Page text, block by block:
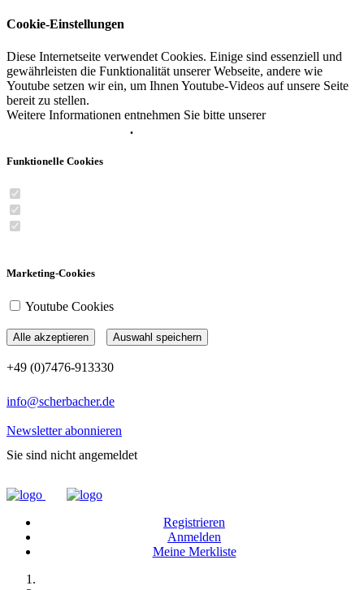
Cookie-Einstellungen
Diese Internetseite verwendet Cookies. Einige sind essenziell und
gewährleisten die Funktionalität unserer Webseite, andere wie
Youtube setzen wir ein, um Ihnen Youtube-Videos auf unsere Seite
bereit zu stellen.
Weitere Informationen entnehmen Sie bitte unserer
.
Funktionelle Cookies
Marketing-Cookies
Youtube Cookies
Alle akzeptieren Auswahl speichern
+49 (0)7476-913330
info@scherbacher.de
Newsletter abonnieren
Sie sind nicht angemeldet
Registrieren
Anmelden
Meine Merkliste